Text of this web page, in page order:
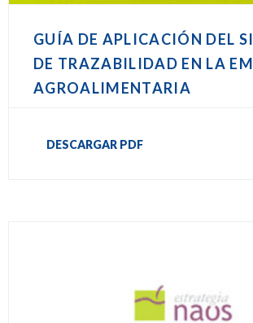
GUÍA DE APLICACIÓN DEL
DE TRAZABILIDAD EN LA
AGROALIMENTARIA
DESCARGAR PDF